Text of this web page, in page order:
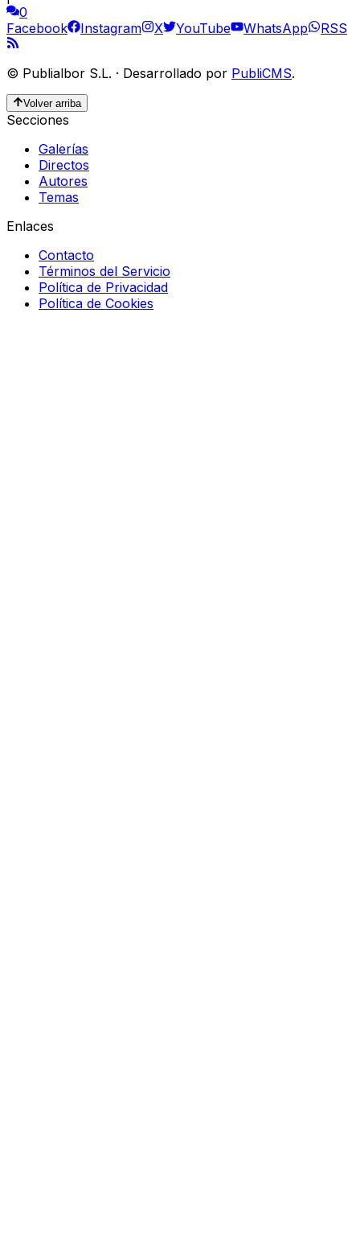
0
Facebook
Instagram X YouTube WhatsApp RSS
© Publialbor S.L. · Desarrollado por PubliCMS.
Volver arriba
Secciones
Galerías
Directos
Autores
Temas
Enlaces
Contacto
Términos del Servicio
Política de Privacidad
Política de Cookies